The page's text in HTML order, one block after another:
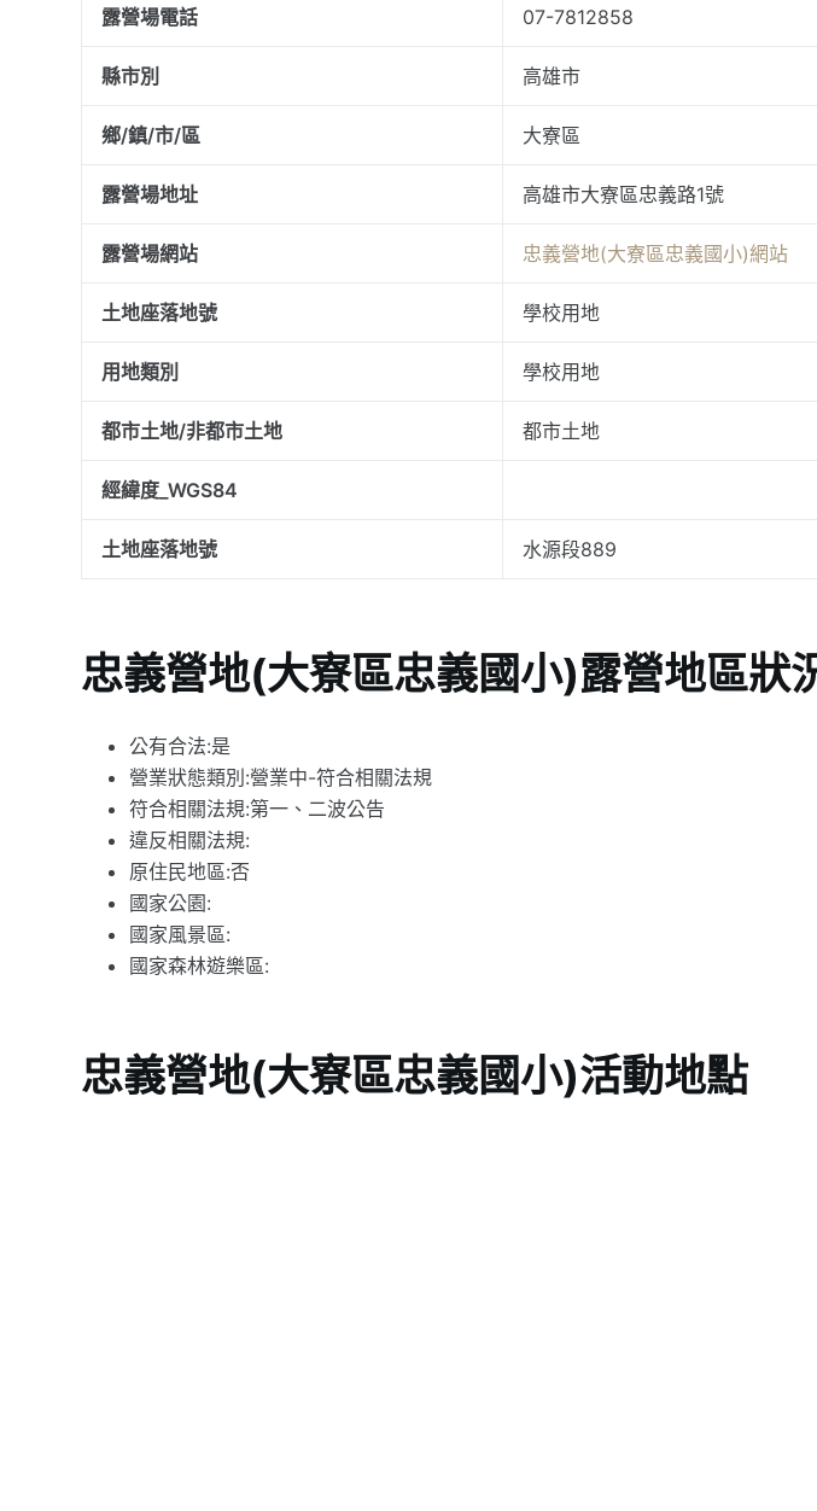
露營場電話 07-7812858
縣市別 高雄市
鄉/鎮/市/區 大寮區
露營場地址 高雄市大寮區忠義路1號
露營場網站 忠義營地(大寮區忠義國小)網站
土地座落地號 學校用地
用地類別 學校用地
都市土地/非都市土地 都市土地
經緯度_WGS84
土地座落地號 水源段889
忠義營地(大寮區忠義國小)露營地區狀
公有合法:是
營業狀態類別:營業中-符合相關法規
符合相關法規:第一、二波公告
違反相關法規:
原住民地區:否
國家公園:
國家風景區:
國家森林遊樂區:
忠義營地(大寮區忠義國小)活動地點